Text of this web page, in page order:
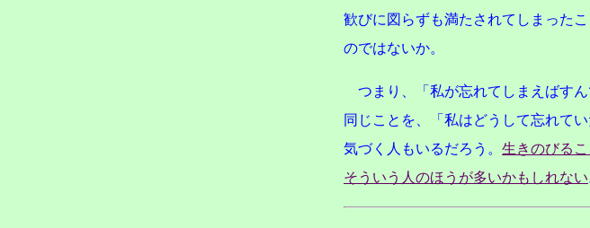
歓びに図らずも満たされてしまった
のではないか。
つまり、「私が忘れてしまえばす
同じことを、「私はどうして忘れて
気づく人もいるだろう。 生きのびる
そういう人のほうが多いかもしれない